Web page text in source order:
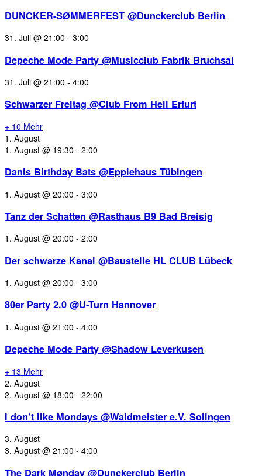
DUNCKER-SØMMERFEST @Dunckerclub Berlin
31. Juli @ 21:00 - 3:00
Depeche Mode Party @Musicclub Fabrik Bruchsal
31. Juli @ 21:00 - 4:00
Schwarzer Freitag @Club From Hell Erfurt
+ 10 Mehr
1. August
1. August @ 19:30 - 2:00
Danis Birthday Bats @Epplehaus Tübingen
1. August @ 20:00 - 3:00
Tanz der Schatten @Rasthaus B9 Bad Breisig
1. August @ 20:00 - 2:00
Der schwarze Kanal @Baustelle HL CLUB Lübeck
1. August @ 20:00 - 3:00
80er Party 2.0 @U-Turn Hannover
1. August @ 21:00 - 4:00
Depeche Mode Party @Shadow Leverkusen
+ 13 Mehr
2. August
2. August @ 18:00 - 22:00
I don’t like Mondays @Waldmeister e.V. Solingen
3. August
3. August @ 21:00 - 4:00
The Dark Mønday @Dunckerclub Berlin